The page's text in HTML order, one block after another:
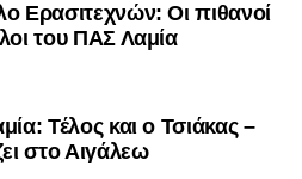
Ερασιτεχνών: Οι πιθανοί
του ΠΑΣ Λαμία
Τέλος και ο Τσιάκας –
στο Αιγάλεω